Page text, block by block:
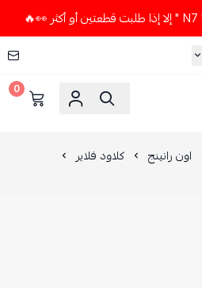
0
اون رانينج كلاود فلاير